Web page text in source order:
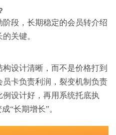
段，长期稳定的会员转介绍
关键。
设计清晰，而不是价格打到
卡负责利润，裂变机制负责
设计好，再用系统托底执
“长期增长”。